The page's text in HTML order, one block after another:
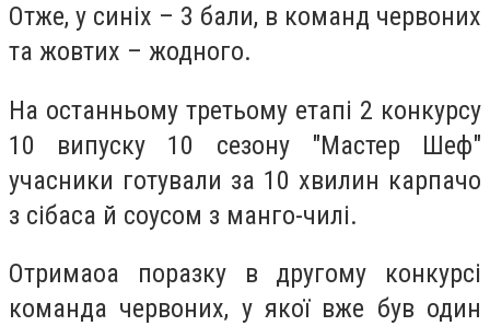
Отже, у синіх – 3 бали, в команд червоних
та жовтих – жодного.
На останньому третьому етапі 2 конкурсу
10 випуску 10 сезону "Мастер Шеф"
учасники готували за 10 хвилин карпачо
з сібаса й соусом з манго-чилі.
Отримаоа поразку в другому конкурсі
команда червоних, у якої вже був один